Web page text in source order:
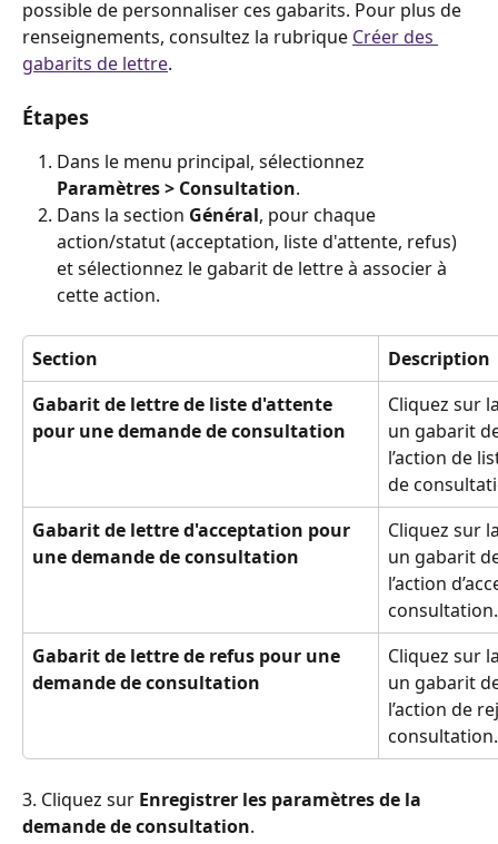
possible de personnaliser ces gabarits. Pour plus de
renseignements, consultez la rubrique Créer des
gabarits de lettre.
Étapes
Dans le menu principal, sélectionnez
Paramètres > Consultation.
Dans la section Général, pour chaque
action/statut (acceptation, liste d'attente, refus)
et sélectionnez le gabarit de lettre à associer à
cette action.
Section
Description
Gabarit de lettre de liste d'attente
pour une demande de consultation
Cliquez sur
un gabarit
l’action de
de
Gabarit de lettre d'acceptation pour
une demande de consultation
Cliquez sur
un gabarit
l’action
consultation.
Gabarit de lettre de refus pour une
demande de consultation
Cliquez sur
un gabarit
l’action de
consultation.
3. Cliquez sur Enregistrer les paramètres de la
demande de consultation.